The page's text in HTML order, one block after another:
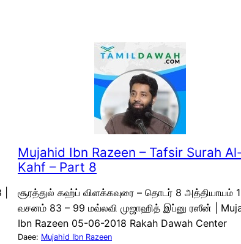
Mujahid Ibn Razeen – Tafsir Surah Al-
Kahf – Part 8
சூரத்துல் கஹ்ப் விளக்கவுரை – தொடர் 8 அத்தியாயம்
வசனம் 83 – 99 மவ்லவி முஜாஹித் இப்னு ரஸீன் |
Ibn Razeen 05-06-2018 Rakah Dawah Center
Daee: Mujahid Ibn Razeen